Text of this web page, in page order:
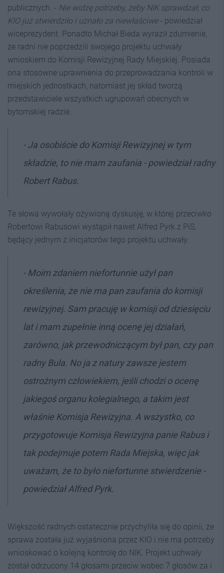
publicznych. - Nie widzę potrzeby, żeby NIK sprawdzał, co
KIO już stwierdziło i uznało za niewłaściwe- powiedział
wiceprezydent. Ponadto Michał Bieda wyraził zdumienie,
że radni nie poprzedzili swojego projektu uchwały
wnioskiem do Komisji Rewizyjnej Rady Miejskiej. Posiada
ona stosowne uprawnienia do przeprowadzania kontroli w
miejskich jednostkach, natomiast jej skład tworzą
przedstawiciele wszystkich ugrupowań obecnych w
bytomskiej radzie.
- Ja osobiście do Komisji Rewizyjnej w tym
składzie, to nie mam zaufania - powiedział radny
Robert Rabus.
Te słowa wywołały ożywioną dyskusję, w której przeciwko
Robertowi Rabusowi wystąpił nawet Alfred Pyrk z PiS,
będący jednym z inicjatorów tego projektu uchwały.
- Moim zdaniem niefortunnie użył pan
określenia, że nie ma pan zaufania do komisji
rewizyjnej. Sam pracuję w komisji od dziesięciu
lat i mam zupełnie inną ocenę jej działań,
zarówno, jak przewodniczącym był pan, czy pan
radny Bula. No ja z natury zawsze jestem
ostrożnym człowiekiem, jeśli chodzi o ocenę
jakiegoś organu kolegialnego, a takim jest
właśnie Komisja Rewizyjna. A wszystko, co
przygotowuje Komisja Rewizyjna panie Rabus i
tak podejmuje potem Rada Miejska, więc jak
uważam, że to było niefortunne stwierdzenie -
powiedział Alfred Pyrk.
Większość radnych ostatecznie przychyliła się do opinii, że
sprawa została już wyjaśniona przez KIO i nie ma potrzeby
wnioskować o kolejną kontrolę do NIK. Projekt uchwały
został odrzucony 14 głosami przeciw wobec 7 głosów za i